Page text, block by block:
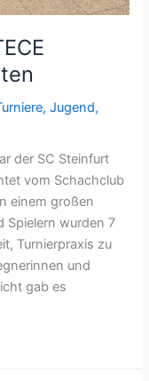
,Jugend,
der SC Steinfurt
vom Schachclub
einem großen
Spielern wurden 7
Turnierpraxis zu
und
gab es